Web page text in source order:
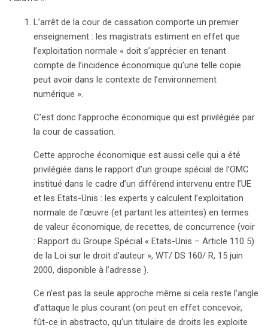
L’arrêt de la cour de cassation comporte un premier
enseignement : les magistrats estiment en effet que
l’exploitation normale « doit s’apprécier en tenant
compte de l’incidence économique qu’une telle copie
peut avoir dans le contexte de l’environnement
numérique ».
C’est donc l’approche économique qui est privilégiée par
la cour de cassation.
Cette approche économique est aussi celle qui a été
privilégiée dans le rapport d’un groupe spécial de l’OMC
institué dans le cadre d’un différend intervenu entre l’UE
et les Etats-Unis : les experts y calculent l’exploitation
normale de l’œuvre (et partant les atteintes) en termes
de valeur économique, de recettes, de concurrence (voir
: Rapport du Groupe Spécial « Etats-Unis – Article 110 5)
de la Loi sur le droit d’auteur », WT/ DS 160/ R, 15 juin
2000, disponible à l’adresse ).
Ce n’est pas la seule approche même si cela reste l’angle
d’attaque le plus courant (on peut en effet concevoir,
fût-ce in abstracto, qu’un titulaire de droits les exploite